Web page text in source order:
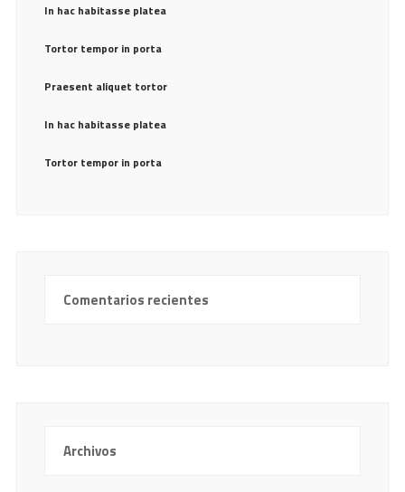
In hac habitasse platea
Tortor tempor in porta
Praesent aliquet tortor
In hac habitasse platea
Tortor tempor in porta
Comentarios recientes
Archivos